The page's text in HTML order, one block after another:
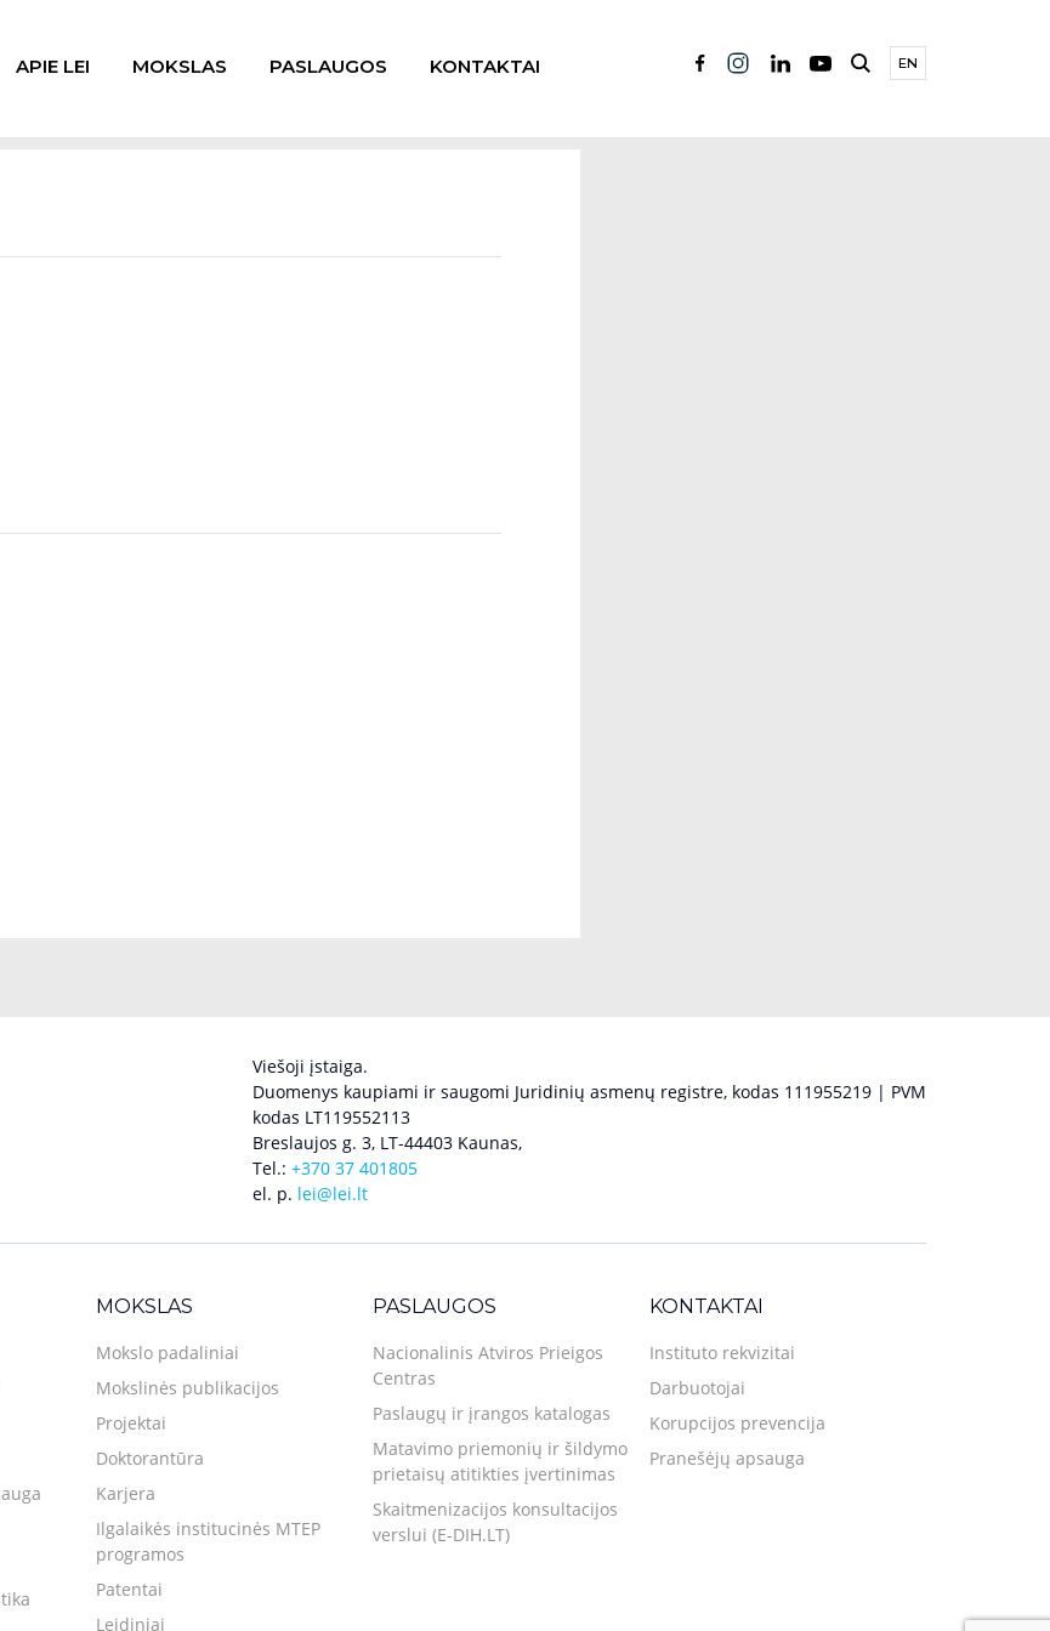
APIE LEI MOKSLAS PASLAUGOS KONTAKTAI EN
Viešoji įstaiga.
Duomenys kaupiami ir saugomi Juridinių asmenų registre, kodas 111955219 | PVM
kodas LT119552113
Breslaujos g. 3, LT-44403 Kaunas,
Tel.: +370 37 401805
el. p. lei@lei.lt
MOKSLAS
Mokslo padaliniai
Mokslinės publikacijos
Projektai
Doktorantūra
Karjera
Ilgalaikės institucinės MTEP
programos
Patentai
Leidiniai
PASLAUGOS
Nacionalinis Atviros Prieigos
Centras
Paslaugų ir įrangos katalogas
Matavimo priemonių ir šildymo
prietaisų atitikties įvertinimas
Skaitmenizacijos konsultacijos
verslui (E-DIH.LT)
KONTAKTAI
Instituto rekvizitai
Darbuotojai
Korupcijos prevencija
Pranešėjų apsauga